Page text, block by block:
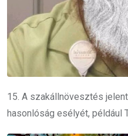
15. A szakállnövesztés
hasonlóság esélyét, például